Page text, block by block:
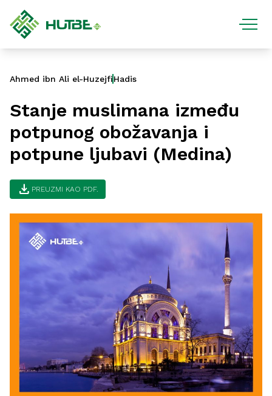
Ahmed ibn Ali el-HuzejfiHadis
Stanje muslimana između
potpunog obožavanja i
potpune ljubavi (Medina)
download PREUZMI KAO PDF.